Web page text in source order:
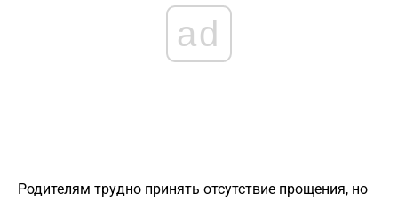
ad
Родителям трудно принять отсутствие прощения, но